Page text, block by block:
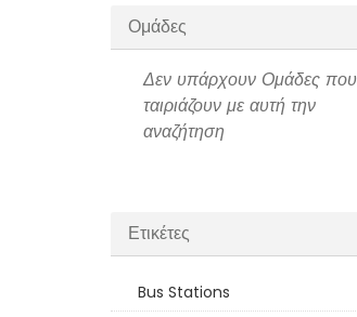
Ομάδες
Δεν υπάρχουν Ομάδες που
ταιριάζουν με αυτή την
αναζήτηση
Ετικέτες
Bus Stations